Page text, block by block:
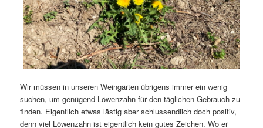
Wir müssen in unseren Weingärten übrigens immer ein wenig
suchen, um genügend Löwenzahn für den täglichen Gebrauch zu
finden. Eigentlich etwas lästig aber schlussendlich doch positiv,
denn viel Löwenzahn ist eigentlich kein gutes Zeichen. Wo er